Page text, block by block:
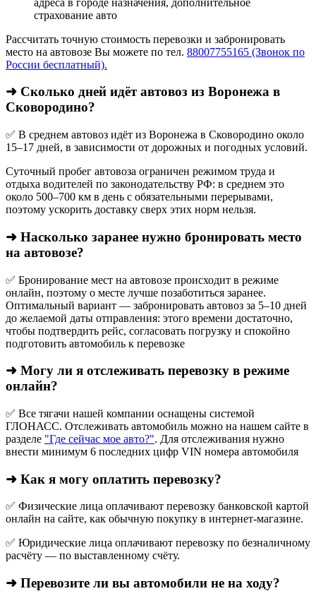
страхование авто
Рассчитать точную стоимость перевозки и забронировать
место на автовозе Вы можете по тел. 88007755165 (Звонок по
России бесплатный).
➜ Сколько дней идёт автовоз из Воронежа в
Сковородино?
✅ В среднем автовоз идёт из Воронежа в Сковородино около
15–17 дней, в зависимости от дорожных и погодных условий.
Суточный пробег автовоза ограничен режимом труда и
отдыха водителей по законодательству РФ: в среднем это
около 500–700 км в день с обязательными перерывами,
поэтому ускорить доставку сверх этих норм нельзя.
➜ Насколько заранее нужно бронировать место
на автовозе?
✅ Бронирование мест на автовозе происходит в режиме
онлайн, поэтому о месте лучше позаботиться заранее.
Оптимальный вариант — забронировать автовоз за 5–10 дней
до желаемой даты отправления: этого времени достаточно,
чтобы подтвердить рейс, согласовать погрузку и спокойно
подготовить автомобиль к перевозке
➜ Могу ли я отслеживать перевозку в режиме
онлайн?
✅ Все тягачи нашей компании оснащены системой
ГЛОНАСС. Отслеживать автомобиль можно на нашем сайте в
разделе "Где сейчас мое авто?". Для отслеживания нужно
внести минимум 6 последних цифр VIN номера автомобиля
➜ Как я могу оплатить перевозку?
✅ Физические лица оплачивают перевозку банковской картой
онлайн на сайте, как обычную покупку в интернет‑магазине.
✅ Юридические лица оплачивают перевозку по безналичному
расчёту — по выставленному счёту.
➜ Перевозите ли вы автомобили не на ходу?